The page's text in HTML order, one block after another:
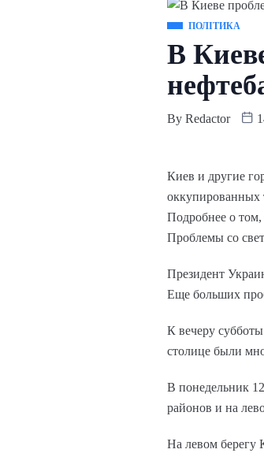
ПОЛІТИКА
В
By Redactor
Киев и другие
оккупированных
Подробнее о
Проблемы со
Президент
Еще больших
К вечеру
столице были
В понедельник
районов и на
На левом берегу